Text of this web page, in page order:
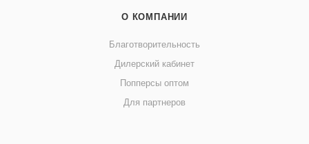
О КОМПАНИИ
Благотворительность
Дилерский кабинет
Попперсы оптом
Для партнеров